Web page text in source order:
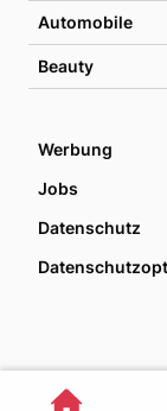
Automobile
Beauty
Werbung
Jobs
Datenschutz